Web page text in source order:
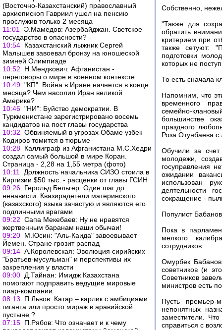
(Восточно-Казахстанский) православный
архиепископ Гавриил ушел на пенсию
прослужив только 2 месяца
11:01
Э.Мамедов: Азербайджан. Светское
государство в опасности?
10:54 Казахстанский лыжник Сергей
Малышев завоевал бронзу на юношеской
зимней Олимпиаде
10:52
Н.Мендкович: Афганистан -
переговоры о мире в военном контексте
10:49 "КП": Война в Иране начнется в конце
месяца? Чем насолил Иран великой
Америке?
10:46 "НИ": Буйство демократии. В
Туркменистане зарегистрировано восемь
кандидатов на пост главы государства
10:32 Обвиняемый в угрозах Обаме узбек
Кодиров томится в тюрьме
10:28 Каллиграф из Афганистана М.С.Хедри
создал самый большой в мире Коран.
Страница - 2,28 на 1,55 метра (фото)
10:11
Должность начальника СИЗО стоила в
Киргизии $50 тыс. - расценки от главы ГСИН
09:26 Герольд Бельгер: Один шаг до
ненависти. Квазирадетели материнского
(казахского) языка зачастую и являют­ся его
подлинными врагами
09:22 Сапа Мекебаев: Ну не нравятся
жертвенным баранам наши обычаи!
09:20 М.Юсин: "Аль-Каида" завоевывает
Йемен. Стране грозит распад
09:14 А.Королевская: Эволюция сирийских
"Братьев-мусульман" и перспективы их
закрепления у власти
09:00 Д.Тайнан: Имидж Казахстана
помогают подправить ведущие мировые
пиар-компании
08:13
П.Львов: Катар – карлик с амбициями
гиганта или просто мираж в аравийской
пустыне ?
07:15 П.Рябов: Что означает и к чему
Собственно,
"Также для
обратить
критерием при
также сетуют:
подготовки
которых не
То есть сначала
Напомним, что
временного
семейно-
большинстве
праздного
Роза Отунбаева
Обучили за
молодежи,
госуправления
ожидании
использован
деятельности
сокращение -
Популист Бабанов
Пока в
мелкого
сотрудников.
Омурбек
советников (и
Советников
министров есть
Пусть
непонятных
заместители.
справиться с